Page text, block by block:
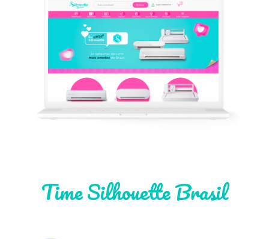
Time Silhouette Brasil
Léia Pastori
Thiara Ney